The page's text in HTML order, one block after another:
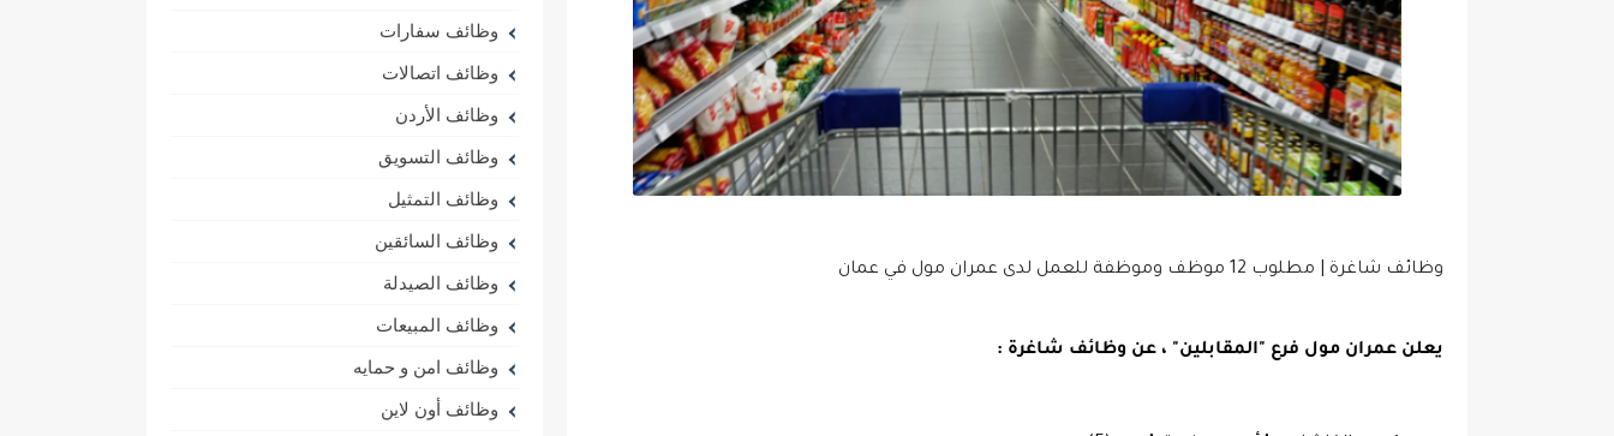
وظائف شاغرة | مطلوب 12 موظف وموظفة للعمل لدى عمران مول في عمان
يعلن عمران مول فرع "المقابلين" ، عن وظائف شاغرة :
وظائف سفارات
وظائف اتصالات
وظائف الأردن
وظائف التسويق
وظائف التمثيل
وظائف السائقين
وظائف الصيدلة
وظائف المبيعات
وظائف امن و حمايه
وظائف أون لاين